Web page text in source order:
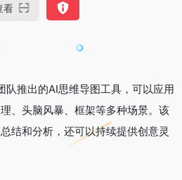
看
推出的AI思维导图工具，可以应用
、头脑风暴、框架等多种场景。该
结和分析，还可以持续提供创意灵